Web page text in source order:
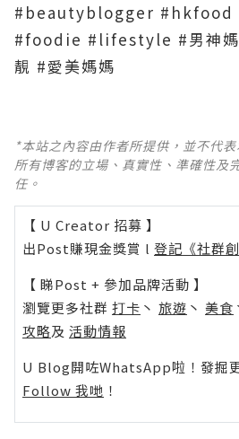
#beautyblogger #hkfood
#foodie #lifestyle #男神媽
靚 #愛美媽媽
*本站之內容由作者所提供，並不代
所有博客的立場、真實性、準確性及
任。
【 U Creator 招募 】
出Post賺現金獎賞 l 登記《社群
【 睇Post + 參加品牌活動 】
瀏覽更多社群 打卡 丶 旅遊 丶 美食
攻略及 活動情報
U Blog開咗WhatsApp啦！發掘
Follow 我哋 ！